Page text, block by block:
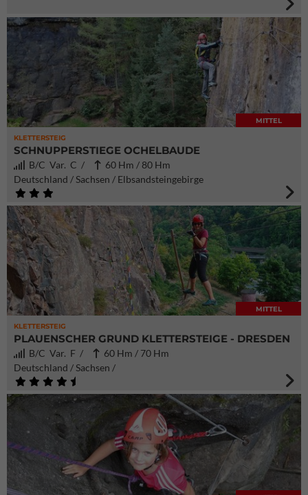
KLETTERSTEIG
MITTEL
SCHNUPPERSTIEGE OCHELBAUDE
B/C Var. C /
60 Hm / 80 Hm
Deutschland / Sachsen / Elbsandsteingebirge
KLETTERSTEIG
MITTEL
PLAUENSCHER GRUND KLETTERSTEIGE - DRESDEN
B/C Var. F /
60 Hm / 70 Hm
Deutschland / Sachsen /